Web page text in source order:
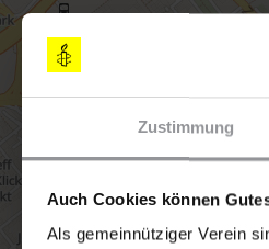
Zustimmung
Auch Cookies können
Als gemeinnütziger Verein